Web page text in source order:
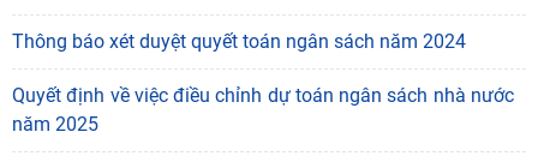
Thông báo xét duyệt quyết toán ngân sách năm 2024
Quyết định về việc điều chỉnh dự toán ngân sách nhà nước
năm 2025